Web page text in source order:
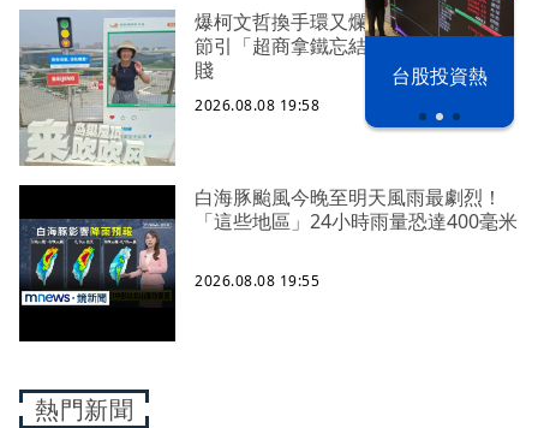
台股投資熱
爆柯文哲換手環又爛膚 陳佩琪父親
節引「超商拿鐵忘結帳案」轟司法輕
賤
2026.08.08 19:58
白海豚颱風今晚至明天風雨最劇烈！
「這些地區」24小時雨量恐達400毫米
2026.08.08 19:55
熱門新聞